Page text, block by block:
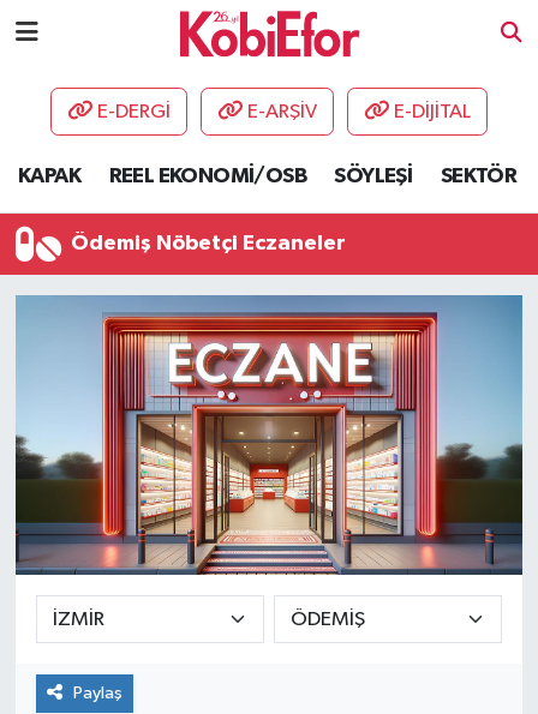
E-DERGİ E-ARŞİV E-DİJİTAL
KAPAK REEL EKONOMİ/OSB SÖYLEŞİ SEKTÖR
Ödemiş Nöbetçi Eczaneler
Paylaş
AKADEMİ
DESTEK-TEŞVİK
ETKİNLİK
GÜNCEL
HABERLER
KAPAK
OSB
SEKTÖR
ŞİRKET PANO
SÖYLEŞİ